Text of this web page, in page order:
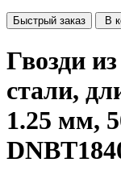
Быстрый заказ В
Гвозди
стали,
1.25 мм,